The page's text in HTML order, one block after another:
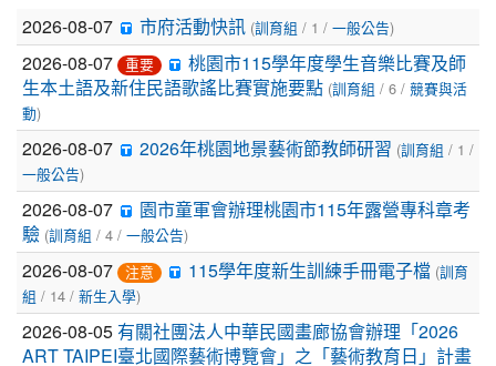
文
章
列
表
2026-08-07 市府活動快訊 (訓育組 / 1 / 一般公告)
2026-08-07 重要
桃園市115學年度學生音樂比賽及師
生本土語及新住民語歌謠比賽實施要點 (訓育組 / 6 / 競賽與活
動)
2026-08-07 2026年桃園地景藝術節教師研習 (訓育組 / 1 /
一般公告)
2026-08-07
園市童軍會辦理桃園市115年露營專科章考
驗 (訓育組 / 4 / 一般公告)
2026-08-07 注意 115學年度新生訓練手冊電子檔 (訓育
組 / 14 / 新生入學)
2026-08-05 有關社團法人中華民國畫廊協會辦理「2026
ART TAIPEI臺北國際藝術博覽會」之「藝術教育日」計畫